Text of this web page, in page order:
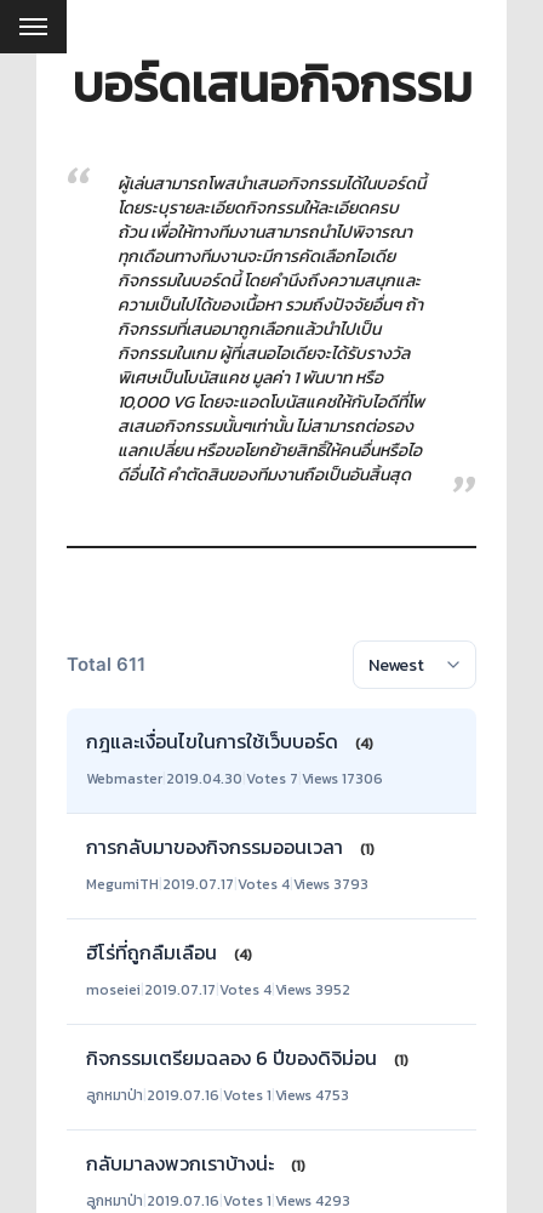
บอร์ดเสนอกิจกรรม
ผู้เล่นสามารถโพสนำเสนอกิจกรรมได้ในบอร์ดนี้
โดยระบุรายละเอียดกิจกรรมให้ละเอียดครบ
ถ้วน เพื่อให้ทางทีมงานสามารถนำไปพิจารณา
ทุกเดือนทางทีมงานจะมีการคัดเลือกไอเดีย
กิจกรรมในบอร์ดนี้ โดยคำนึงถึงความสนุกและ
ความเป็นไปได้ของเนื้อหา รวมถึงปัจจัยอื่นๆ ถ้า
กิจกรรมที่เสนอมาถูกเลือกแล้วนำไปเป็น
กิจกรรมในเกม ผู้ที่เสนอไอเดียจะได้รับรางวัล
พิเศษเป็นโบนัสแคช มูลค่า 1 พันบาท หรือ
10,000 VG โดยจะแอดโบนัสแคชให้กับไอดีที่โพ
สเสนอกิจกรรมนั้นๆเท่านั้น ไม่สามารถต่อรอง
แลกเปลี่ยน หรือขอโยกย้ายสิทธิ์ให้คนอื่นหรือไอ
ดีอื่นได้ คำตัดสินของทีมงานถือเป็นอันสิ้นสุด
Total 611
กฎและเงื่อนไขในการใช้เว็บบอร์ด
(4)
Webmaster 2019.04.30 Votes 7 Views 17306
การกลับมาของกิจกรรมออนเวลา
(1)
MegumiTH|2019.07.17|Votes 4|Views 3793
ฮีโร่ที่ถูกลืมเลือน
(4)
moseiei|2019.07.17|Votes 4|Views 3952
กิจกรรมเตรียมฉลอง 6 ปีของดิจิม่อน
(1)
ลูกหมาป่า|2019.07.16|Votes 1|Views 4753
กลับมาลงพวกเราบ้างน่ะ
(1)
ลูกหมาป่า|2019.07.16|Votes 1|Views 4293